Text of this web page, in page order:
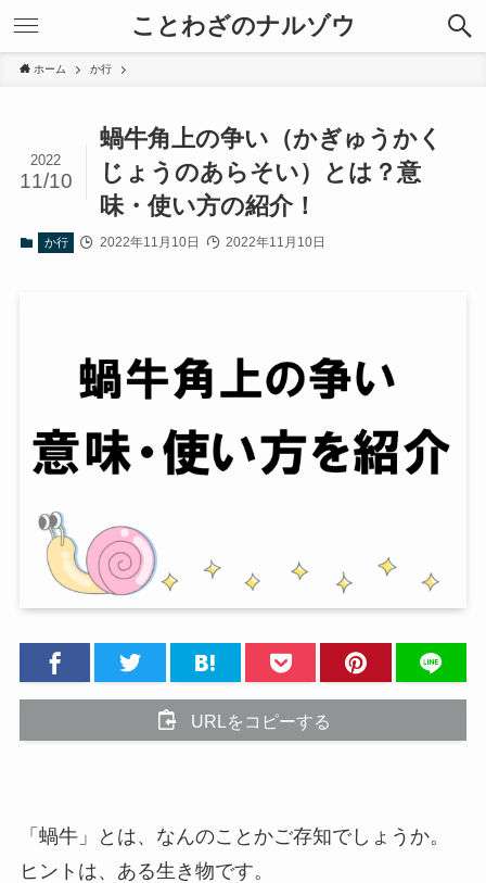
ことわざのナルゾウ
ホーム か行
蝸牛角上の争い（かぎゅうかく
じょうのあらそい）とは？意
味・使い方の紹介！
2022
11/10
か行 2022年11月10日 2022年11月10日
URLをコピーする
「蝸牛」とは、なんのことかご存知でしょうか。
ヒントは、ある生き物です。